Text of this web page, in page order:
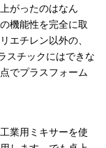
がったのはなん
機能性を完全に取
エチレン以外の、
スチックにはできな
でプラスフォーム
業用ミキサーを使